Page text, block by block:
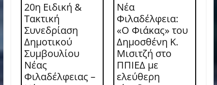
20η Ειδική &
Τακτική
Συνεδρίαση
Δημοτικού
Συμβουλίου
Νέας
Φιλαδέλφειας –
Νέα
Φιλαδέλφεια:
«Ο Φιάκας» του
Δημοσθένη Κ.
Μισιτζή στο
ΠΠΙΕΔ με
ελεύθερη